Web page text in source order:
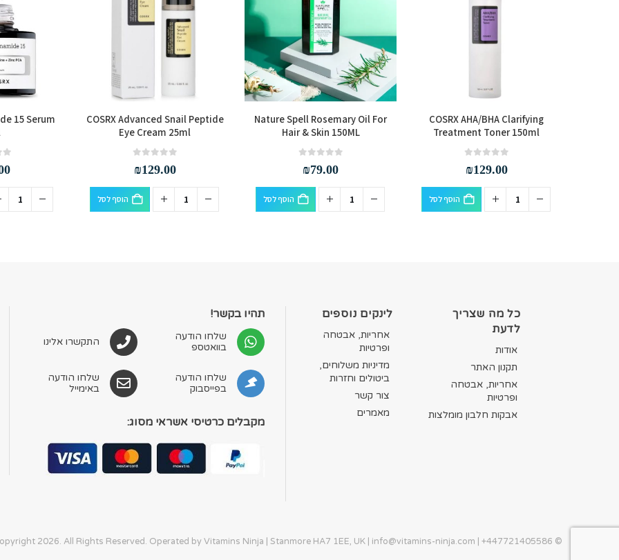
COSRX AHA/BHA Clarifying
Treatment Toner 150ml
₪129.00
הוסף לסל
Nature Spell Rosemary Oil For
Hair & Skin 150ML
₪79.00
הוסף לסל
COSRX Advanced Snail Peptide
Eye Cream 25ml
₪129.00
הוסף לסל
15 Serum
כל מה שצריך
לדעת
אודות
תקנון האתר
אחריות, אבטחה
ופרטיות
אבקות חלבון מומלצות
לינקים נוספים
אחריות, אבטחה
ופרטיות
מדיניות משלוחים,
ביטולים וחזרות
צור קשר
מאמרים
תהיו בקשר!
שלחו הודעה
בוואטספ
שלחו הודעה
בפייסבוק
התקשרו אלינו
שלחו הודעה
באימייל
מקבלים כרטיסי אשראי מסוג:
© Copyright 2026. All Rights Reserved. Operated by Vitamins Ninja | Stanmore HA7 1EE, UK |
info@vitamins-ninja.com | +447721405586